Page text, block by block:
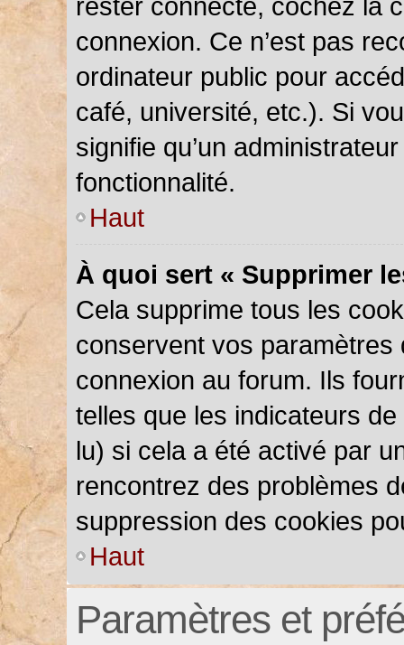
connexion. Ce n’est pas
ordinateur public pour
café, université, etc.). Si
signifie qu’un
fonctionnalité.
Haut
À quoi sert « Supprimer
Cela supprime tous les
conservent vos paramètres
connexion au forum. Ils
telles que les indicateurs
lu) si cela a été activé par
rencontrez des problèmes
suppression des cookies
Haut
Paramètres et